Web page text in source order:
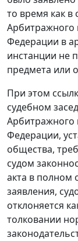
то время как в
Арбитражного
Федерации в
инстанции не
предмета или
При этом
судебном
Арбитражного
Федерации,
общества,
судом
акта в полном
заявления,
отклоняется
толковании